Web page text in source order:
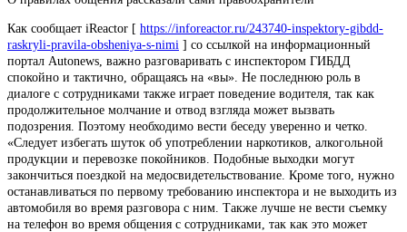
Как сообщает iReactor [ https://inforeactor.ru/243740-inspektory-gibdd-
raskryli-pravila-obsheniya-s-nimi ] со ссылкой на информационный
портал Autonews, важно разговаривать с инспектором ГИБДД
спокойно и тактично, обращаясь на «вы». Не последнюю роль в
диалоге с сотрудниками также играет поведение водителя, так как
продолжительное молчание и отвод взгляда может вызвать
подозрения. Поэтому необходимо вести беседу уверенно и четко.
«Следует избегать шуток об употреблении наркотиков, алкогольной
продукции и перевозке покойников. Подобные выходки могут
закончиться поездкой на медосвидетельствование. Кроме того, нужно
останавливаться по первому требованию инспектора и не выходить из
автомобиля во время разговора с ним. Также лучше не вести съемку
на телефон во время общения с сотрудниками, так как это может